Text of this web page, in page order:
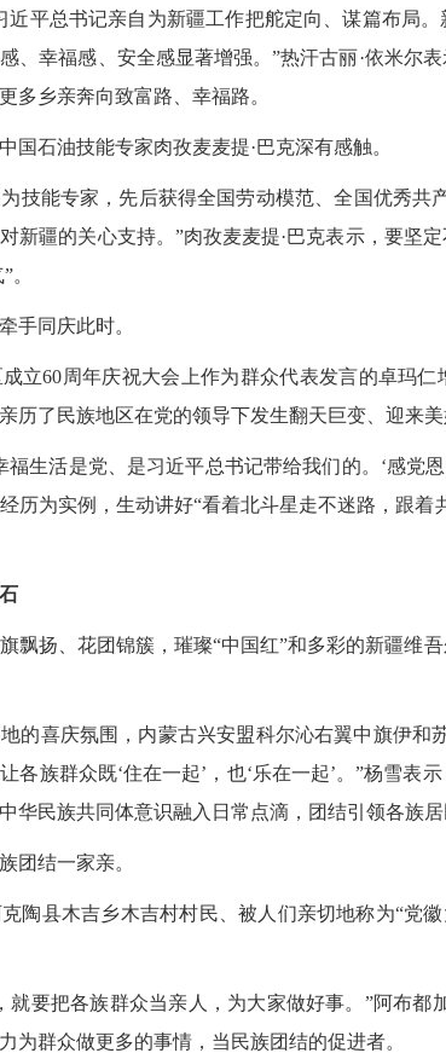
平总书记亲自为新疆工作把舵定向、谋篇布局。
、幸福感、安全感显著增强。”热汗古丽·依米尔
多乡亲奔向致富路、幸福路。
石油技能专家肉孜麦麦提·巴克深有感触。
能专家，先后获得全国劳动模范、全国优秀共
新疆的关心支持。”肉孜麦麦提·巴克表示，要坚
。
同庆此时。
60周年庆祝大会上作为群众代表发言的卓玛仁
历了民族地区在党的领导下发生翻天巨变、迎来美
活是党、是习近平总书记带给我们的。‘感党恩
历为实例，生动讲好“看着北斗星走不迷路，跟着
扬、花团锦簇，璀璨“中国红”和多彩的新疆维吾
喜庆氛围，内蒙古兴安盟科尔沁右翼中旗伊和
各族群众既‘住在一起’，也‘乐在一起’。”杨雪表
华民族共同体意识融入日常点滴，团结引领各族
结一家亲。
县木吉乡木吉村村民、被人们亲切地称为“党徽
把各族群众当亲人，为大家做好事。”阿布都
为群众做更多的事情，当民族团结的促进者。